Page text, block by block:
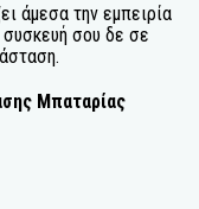
άμεσα την εμπειρία
συσκευή σου δε σε
Μπαταρίας